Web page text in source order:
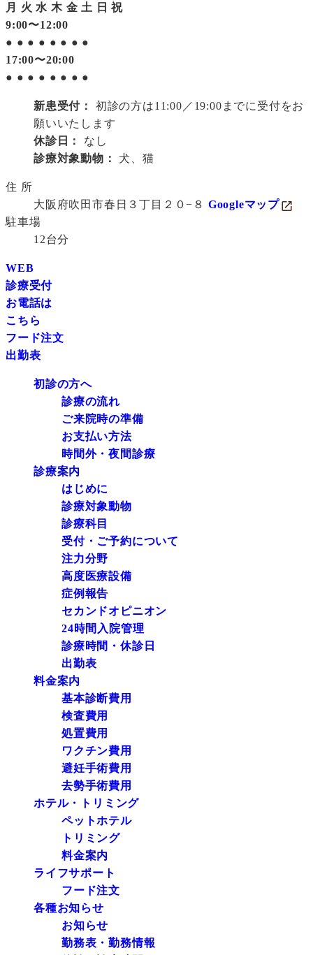
月
火 水 木 金 土 日 祝
9:00〜12:00
● ● ● ● ● ● ● ●
17:00〜20:00
● ● ● ● ● ● ● ●
新患受付：
初診の方は11:00／19:00までに受付をお
願いいたします
休診日：
なし
診療対象動物：
犬、猫
住 所
大阪府吹田市春日３丁目２０−８ Googleマップ
駐車場
12台分
WEB
診療受付
お電話は
こちら
フード注文
出勤表
初診の方へ
診療の流れ
ご来院時の準備
お支払い方法
時間外・夜間診療
診療案内
はじめに
診療対象動物
診療科目
受付・ご予約について
注力分野
高度医療設備
症例報告
セカンドオピニオン
24時間入院管理
診療時間・休診日
出勤表
料金案内
基本診断費用
検査費用
処置費用
ワクチン費用
避妊手術費用
去勢手術費用
ホテル・トリミング
ペットホテル
トリミング
料金案内
ライフサポート
フード注文
各種お知らせ
お知らせ
勤務表・勤務情報